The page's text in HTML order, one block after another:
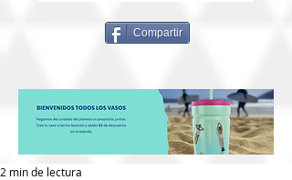
Compartir
2 min de lectura